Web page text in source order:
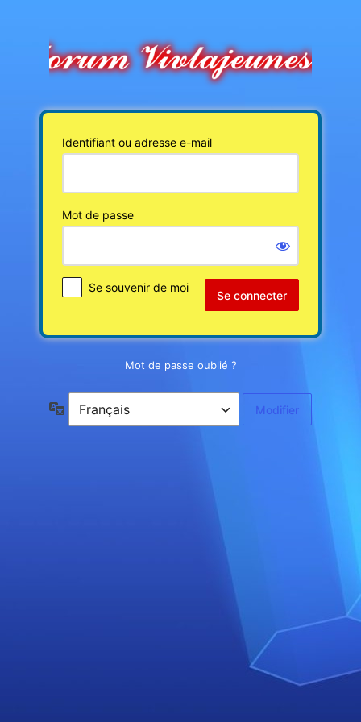
connecter
Identifiant ou adresse e-mail
Mot de passe
Se souvenir de moi
Mot de passe oublié ?
Langue